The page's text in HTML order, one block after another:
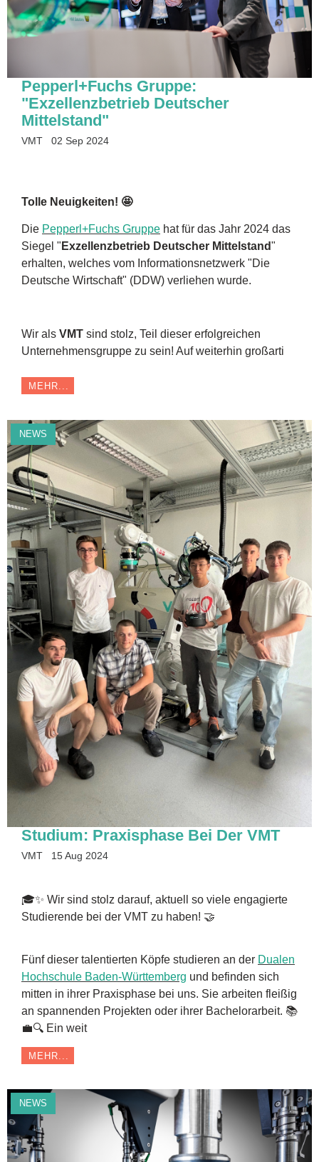
Pepperl+Fuchs Gruppe:
"Exzellenzbetrieb Deutscher
Mittelstand"
VMT 02 Sep 2024
Tolle Neuigkeiten! 🤩
Die Pepperl+Fuchs Gruppe hat für das Jahr 2024 das
Siegel " Exzellenzbetrieb Deutscher Mittelstand"
erhalten, welches vom Informationsnetzwerk "Die
Deutsche Wirtschaft" (DDW) verliehen wurde.
Wir als VMT sind stolz, Teil dieser erfolgreichen
Unternehmensgruppe zu sein! Auf weiterhin großarti
MEHR...
NEWS
Studium: Praxisphase Bei Der VMT
VMT 15 Aug 2024
🎓✨ Wir sind stolz darauf, aktuell so viele engagierte
Studierende bei der VMT zu haben! 🤝
Fünf dieser talentierten Köpfe studieren an der Dualen
Hochschule Baden-Württemberg und befinden sich
mitten in ihrer Praxisphase bei uns. Sie arbeiten fleißig
an spannenden Projekten oder ihrer Bachelorarbeit. 📚
💼🔍 Ein weit
MEHR...
NEWS